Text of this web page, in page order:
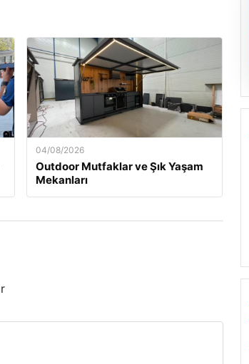
04/08/2026
Outdoor Mutfaklar ve Şık Yaşam
Mekanları